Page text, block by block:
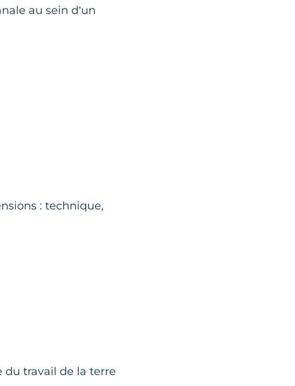
au sein d’un
: technique,
du travail de la terre